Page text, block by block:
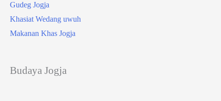
Gudeg Jogja
Khasiat Wedang uwuh
Makanan Khas Jogja
Budaya Jogja